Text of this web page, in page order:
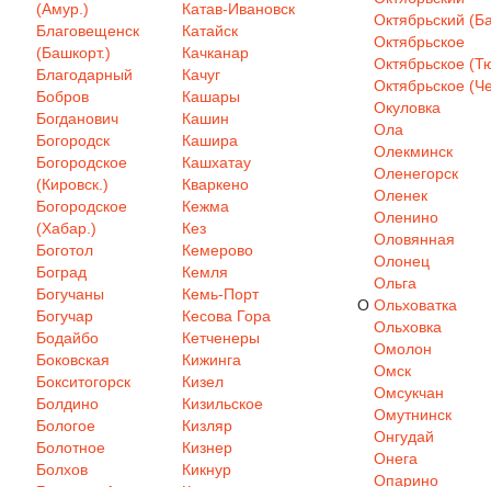
(Амур.)
Благовещенск
(Башкорт.)
Благодарный
Бобров
Богданович
Богородск
Богородское
(Кировск.)
Богородское
(Хабар.)
Боготол
Боград
Богучаны
Богучар
Бодайбо
Боковская
Бокситогорск
Болдино
Бологое
Болотное
Болхов
Катав-Ивановск
Катайск
Качканар
Качуг
Кашары
Кашин
Кашира
Кашхатау
Кваркено
Кежма
Кез
Кемерово
Кемля
Кемь-Порт
Кесова Гора
Кетченеры
Кижинга
Кизел
Кизильское
Кизляр
Кизнер
Кикнур
О
Октябрьский
Октябрьское
Октябрьское
Октябрьское
Окуловка
Ола
Олекминск
Оленегорск
Оленек
Оленино
Оловянная
Олонец
Ольга
Ольховатка
Ольховка
Омолон
Омск
Омсукчан
Омутнинск
Онгудай
Онега
Опарино